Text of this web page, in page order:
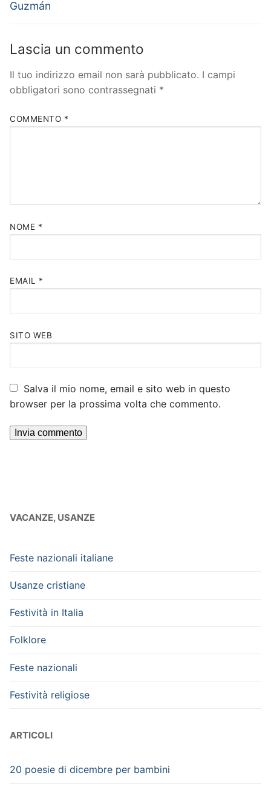
Guzmán
Lascia un commento
Il tuo indirizzo email non sarà pubblicato. I campi
obbligatori sono contrassegnati *
COMMENTO *
NOME *
EMAIL *
SITO WEB
Salva il mio nome, email e sito web in questo
browser per la prossima volta che commento.
VACANZE, USANZE
Feste nazionali italiane
Usanze cristiane
Festività in Italia
Folklore
Feste nazionali
Festività religiose
ARTICOLI
20 poesie di dicembre per bambini